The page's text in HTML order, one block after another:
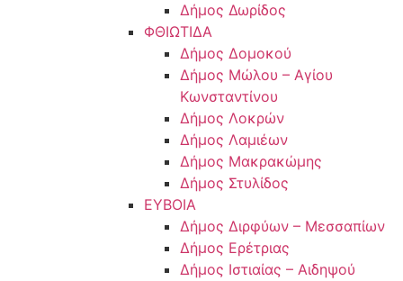
Δήμος Δωρίδος
ΦΘΙΩΤΙΔΑ
Δήμος Δομοκού
Δήμος Μώλου – Αγίου
Κωνσταντίνου
Δήμος Λοκρών
Δήμος Λαμιέων
Δήμος Μακρακώμης
Δήμος Στυλίδος
ΕΥΒΟΙΑ
Δήμος Διρφύων – Μεσσαπίων
Δήμος Ερέτριας
Δήμος Ιστιαίας – Αιδηψού